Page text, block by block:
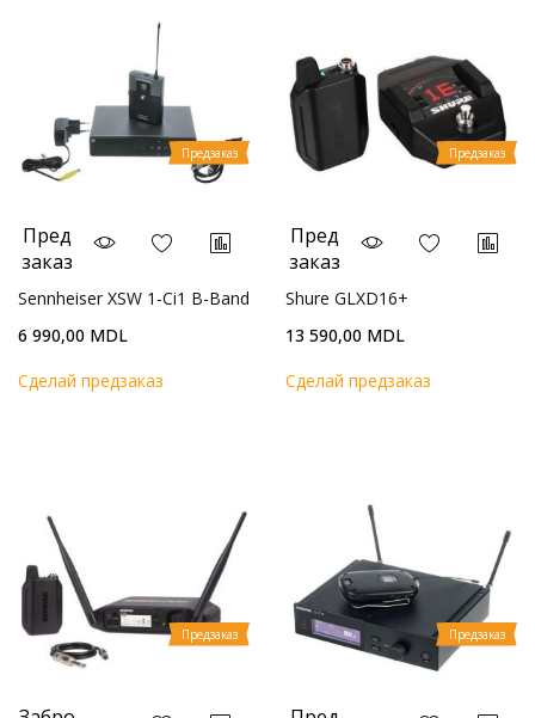
Предзаказ
Пред
заказ
Sennheiser XSW 1-Ci1 B-Band
6 990,00 MDL
Cделай предзаказ
Предзаказ
Пред
заказ
Shure GLXD16+
13 590,00 MDL
Cделай предзаказ
Предзаказ Предзаказ